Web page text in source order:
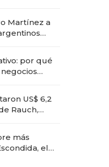
Martínez a
por qué
US$ 6,2
Rauch,
más
el